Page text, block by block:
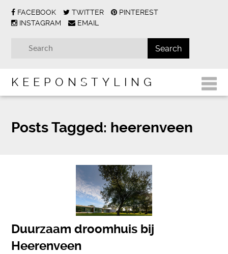
FACEBOOK TWITTER
PINTEREST
INSTAGRAM
EMAIL
KEEPONSTYLING
Posts Tagged: heerenveen
Duurzaam droomhuis bij
Heerenveen